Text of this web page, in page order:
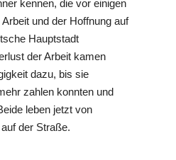
kennen, die vor einigen
und der Hoffnung auf
Hauptstadt
der Arbeit kamen
dazu, bis sie
zahlen konnten und
leben jetzt von
der Straße.